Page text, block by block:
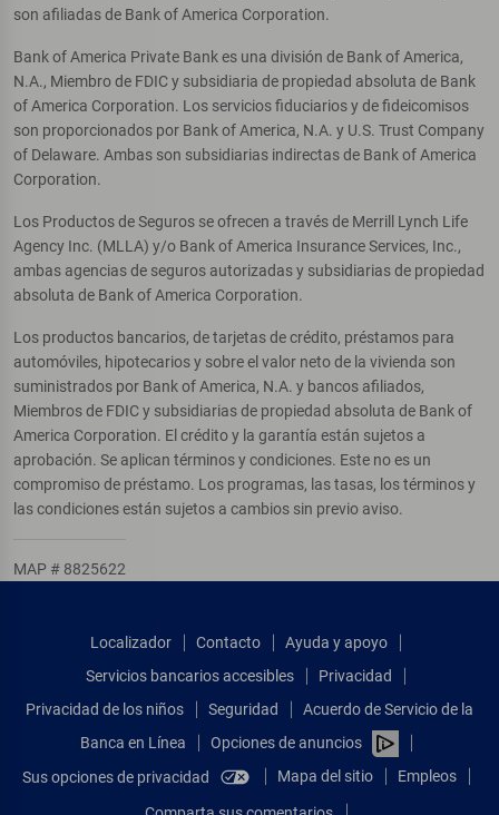
son afiliadas de Bank of America Corporation.
Bank of America Private Bank es una división de Bank of America,
N.A., Miembro de FDIC y subsidiaria de propiedad absoluta de Bank
of America Corporation. Los servicios fiduciarios y de fideicomisos
son proporcionados por Bank of America, N.A. y U.S. Trust Company
of Delaware. Ambas son subsidiarias indirectas de Bank of America
Corporation.
Los Productos de Seguros se ofrecen a través de Merrill Lynch Life
Agency Inc. (MLLA) y/o Bank of America Insurance Services, Inc.,
ambas agencias de seguros autorizadas y subsidiarias de propiedad
absoluta de Bank of America Corporation.
Los productos bancarios, de tarjetas de crédito, préstamos para
automóviles, hipotecarios y sobre el valor neto de la vivienda son
suministrados por Bank of America, N.A. y bancos afiliados,
Miembros de FDIC y subsidiarias de propiedad absoluta de Bank of
America Corporation. El crédito y la garantía están sujetos a
aprobación. Se aplican términos y condiciones. Este no es un
compromiso de préstamo. Los programas, las tasas, los términos y
las condiciones están sujetos a cambios sin previo aviso.
MAP # 8825622
Localizador Contacto
Ayuda y apoyo
Servicios bancarios accesibles
Privacidad
Privacidad de los niños
Seguridad
Acuerdo de Servicio de la
Banca en Línea
Opciones de anuncios
Sus opciones de privacidad
Mapa del sitio Empleos